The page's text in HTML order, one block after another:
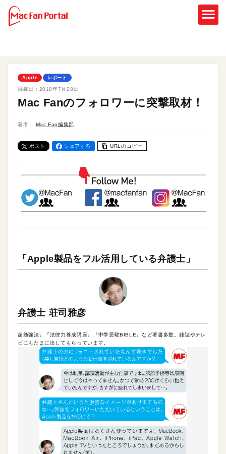
Apple レポート
掲載日： 2018年7月28日
Mac Fanのフォロワーに突撃取材！
著者： Mac Fan編集部
ポスト シェアする URLのコピー
「Apple製品をフル活用している弁護士」
弁護士 荘司雅彦
超勉強法』『法律力養成講座』『中学受験BIBLE』など著書多数。雑誌やテレ
ビにもたまに出してもらっています。